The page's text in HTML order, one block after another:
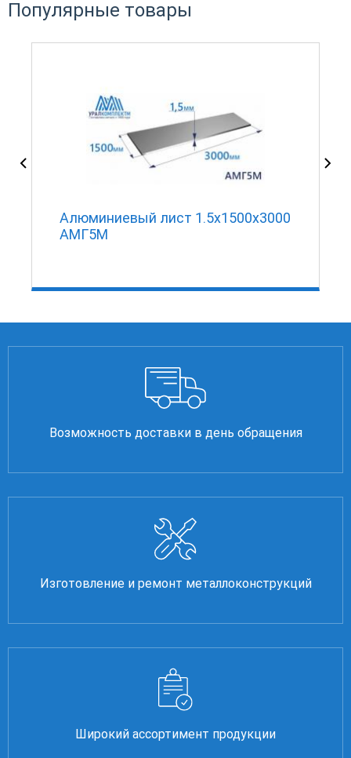
Популярные товары
Алюминиевый лист 1.5х1500х3000
АМГ5М
Возможность доставки в день обращения
Изготовление и ремонт металлоконструкций
Широкий ассортимент продукции